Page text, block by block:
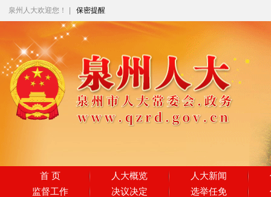
泉州人大欢迎您！ 保密提醒
首 页 人大概览 人大新闻
监督工作
决议决定 选举任免